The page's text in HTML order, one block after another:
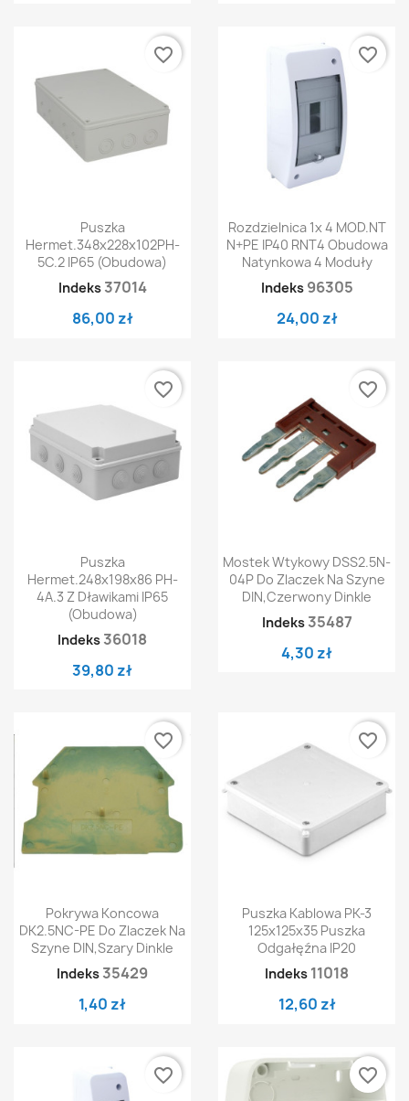
Puszka
Hermet.348x228x102PH-
5C.2 IP65 (obudowa)
Indeks 37014
86,00 zł
favorite_border
Rozdzielnica 1x 4 MOD.NT
N+PE IP40 RNT4 Obudowa
Natynkowa 4 Moduły
Indeks 96305
24,00 zł
favorite_border
Puszka
Hermet.248x198x86 PH-
4A.3 Z Dławikami IP65
(obudowa)
Indeks 36018
39,80 zł
favorite_border
Mostek Wtykowy DSS2.5N-
04P Do Zlaczek Na Szyne
DIN,czerwony Dinkle
Indeks 35487
4,30 zł
favorite_border
Pokrywa Koncowa
DK2.5NC-PE Do Zlaczek Na
Szyne DIN,szary Dinkle
Indeks 35429
1,40 zł
favorite_border
Puszka Kablowa PK-3
125x125x35 Puszka
Odgałęźna IP20
Indeks 11018
12,60 zł
favorite_border
favorite_border favorite_border